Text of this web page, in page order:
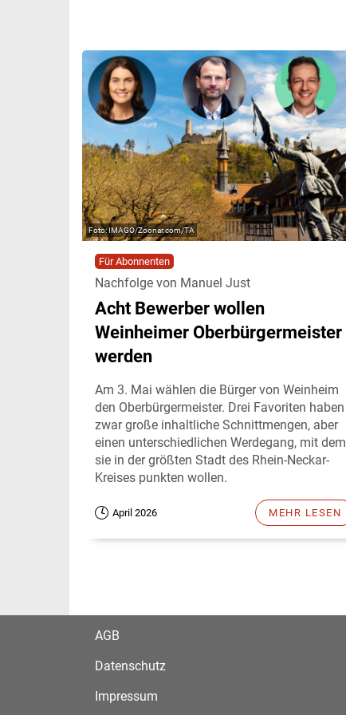
IMAGO/Zoonar.com/TA
Für Abonnenten
Nachfolge von Manuel Just
Acht Bewerber wollen
Weinheimer Oberbürgermeister
werden
Am 3. Mai wählen die Bürger von Weinheim
den Oberbürgermeister. Drei Favoriten haben
zwar große inhaltliche Schnittmengen, aber
einen unterschiedlichen Werdegang, mit dem
sie in der größten Stadt des Rhein-Neckar-
Kreises punkten wollen.
April 2026 MEHR LESEN
AGB
Datenschutz
Impressum